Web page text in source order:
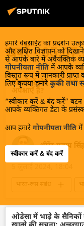
हमारे वेबसाईट का प्रदर्शन
और लक्षित विज्ञापन को
से आपके बारे में अवैयक्तिक
गोपनीयता नीति में आपके
विस्तृत रूप में जानकारी
लिए कृपया हमारे कूकी तथा
“स्वीकार करें & बंद करें”
आपके व्यक्तिगत डेटा के
आप हमारे गोपनीयता नीति में
स्वीकार करें & बंद करें
खबरें -
मास्को में होने वाली मोदी-
अपेक्षाएँ हैं?
धीरेंद्र प्रताप
भारत-रूस संबंध
मास्को
दिल्ली
ओडेसा में भाड़े के